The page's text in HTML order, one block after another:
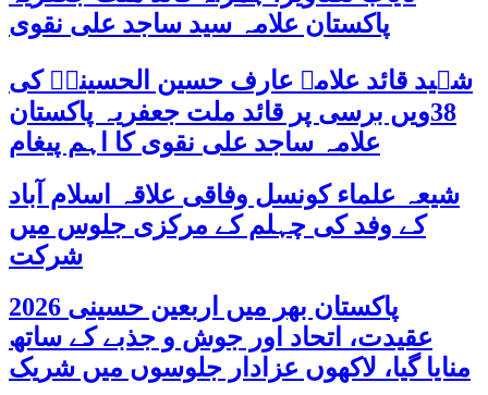
پاکستان علامہ سید ساجد علی نقوی
شہید قائد علامہ عارف حسین الحسینیؒ کی
38ویں برسی پر قائد ملت جعفریہ پاکستان
علامہ ساجد علی نقوی کا اہم پیغام
شیعہ علماء کونسل وفاقی علاقہ اسلام آباد
کے وفد کی چہلم کے مرکزی جلوس میں
شرکت
پاکستان بھر میں اربعین حسینی 2026
عقیدت، اتحاد اور جوش و جذبے کے ساتھ
منایا گیا، لاکھوں عزادار جلوسوں میں شریک